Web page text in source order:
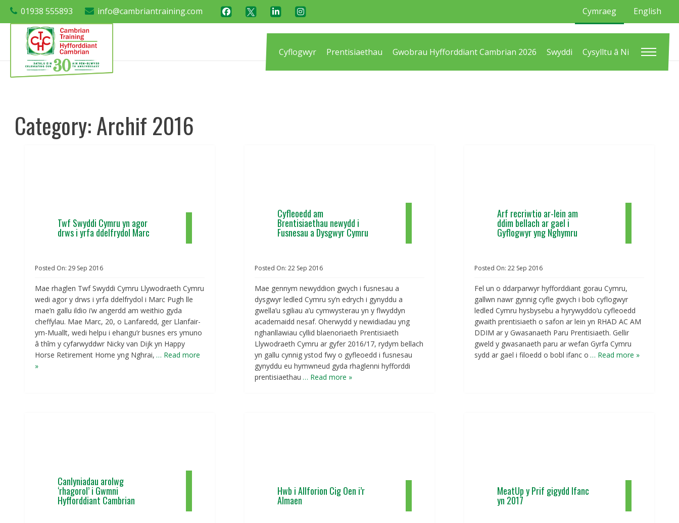
01938 555893 info@cambriantraining.com Cymraeg English
Cyflogwyr Prentisiaethau Gwobrau Hyfforddiant Cambrian 2026 Swyddi Cysylltu â Ni
Category:Archif 2016
Twf Swyddi Cymru yn agor
drws i yrfa ddelfrydol Marc
Posted On:29 Sep 2016
Mae rhaglen Twf Swyddi Cymru Llywodraeth Cymru
wedi agor y drws i yrfa ddelfrydol i Marc Pugh lle
mae’n gallu ildio i’w angerdd am weithio gyda
cheffylau. Mae Marc, 20, o Lanfaredd, ger Llanfair-
ym-Muallt, wedi helpu i ehangu’r busnes ers ymuno
â thîm y cyfarwyddwr Nicky van Dijk yn Happy
Horse Retirement Home yng Nghrai, … Read more
»
Cyfleoedd am
Brentisiaethau newydd i
Fusnesau a Dysgwyr Cymru
Posted On:22 Sep 2016
Mae gennym newyddion gwych i fusnesau a
dysgwyr ledled Cymru sy’n edrych i gynyddu a
gwella’u sgiliau a’u cymwysterau yn y flwyddyn
academaidd nesaf. Oherwydd y newidiadau yng
nghanllawiau cyllid blaenoriaeth Prentisiaeth
Llywodraeth Cymru ar gyfer 2016/17, rydym bellach
yn gallu cynnig ystod fwy o gyfleoedd i fusnesau
gynyddu eu hymwneud gyda rhaglenni hyfforddi
prentisiaethau … Read more »
Arf recriwtio ar-lein am
ddim bellach ar gael i
Gyflogwyr yng Nghymru
Posted On: 22 Sep 2016
Fel un o ddarparwyr hyfforddiant gorau Cymru,
gallwn nawr gynnig cyfle gwych i bob cyflogwyr
ledled Cymru hysbysebu a hyrywyddo’u cyfleoedd
gwaith prentisiaeth o safon ar lein yn RHAD AC AM
DDIM ar y Gwasanaeth Paru Prentisiaeth. Gellir
gweld y gwasanaeth paru ar wefan Gyrfa Cymru
sydd ar gael i filoedd o bobl ifanc o … Read more »
Canlyniadau arolwg
‘rhagorol’ i Gwmni
Hyfforddiant Cambrian
Hwb i Allforion Cig Oen i’r
Almaen
MeatUp y Prif gigydd Ifanc
yn 2017